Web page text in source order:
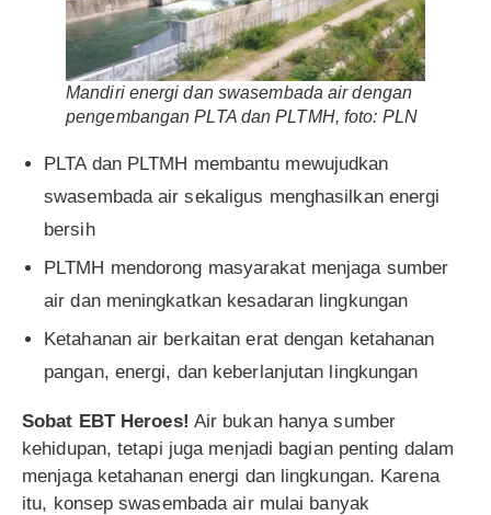
Mandiri energi dan swasembada air dengan
pengembangan PLTA dan PLTMH, foto: PLN
PLTA dan PLTMH membantu mewujudkan
swasembada air sekaligus menghasilkan energi
bersih
PLTMH mendorong masyarakat menjaga sumber
air dan meningkatkan kesadaran lingkungan
Ketahanan air berkaitan erat dengan ketahanan
pangan, energi, dan keberlanjutan lingkungan
Sobat EBT Heroes! Air bukan hanya sumber
kehidupan, tetapi juga menjadi bagian penting dalam
menjaga ketahanan energi dan lingkungan. Karena
itu, konsep swasembada air mulai banyak